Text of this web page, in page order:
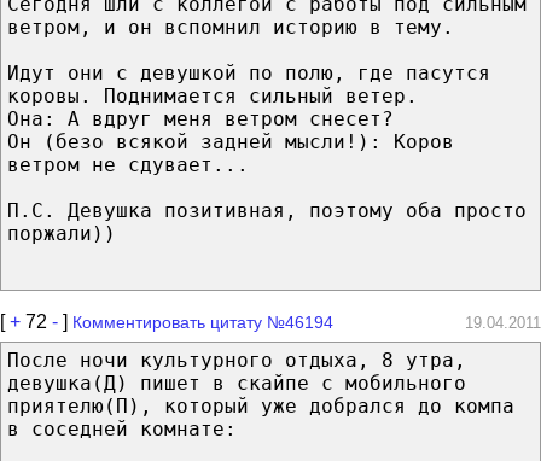
ветром, и он вспомнил историю в тему.
Идут они с девушкой по полю, где пасутся
коровы. Поднимается сильный ветер.
Она: А вдруг меня ветром снесет?
Он (безо всякой задней мысли!): Коров
ветром не сдувает...
П.С. Девушка позитивная, поэтому оба просто
поржали))
[+ 72 - ] Комментировать цитату №46194 19.04.2011
После ночи культурного отдыха, 8 утра,
девушка(Д) пишет в скайпе с мобильного
приятелю(П), который уже добрался до компа
в соседней комнате: